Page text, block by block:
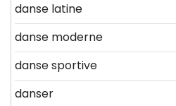
danse latine
danse moderne
danse sportive
danser